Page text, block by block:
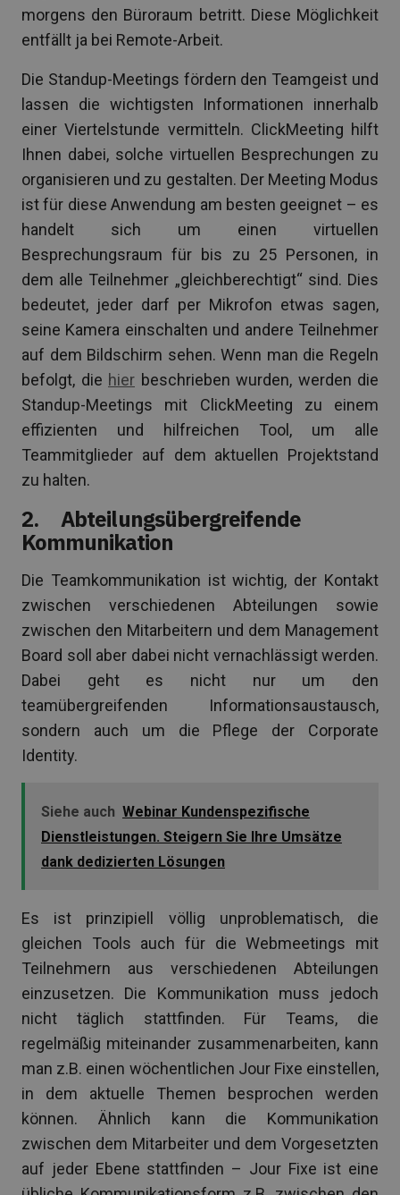
morgens den Büroraum betritt. Diese Möglichkeit
entfällt ja bei Remote-Arbeit.
Die Standup-Meetings fördern den Teamgeist und
lassen die wichtigsten Informationen innerhalb
einer Viertelstunde vermitteln. ClickMeeting hilft
Ihnen dabei, solche virtuellen Besprechungen zu
organisieren und zu gestalten. Der Meeting Modus
ist für diese Anwendung am besten geeignet – es
handelt sich um einen virtuellen
Besprechungsraum für bis zu 25 Personen, in
dem alle Teilnehmer „gleichberechtigt“ sind. Dies
bedeutet, jeder darf per Mikrofon etwas sagen,
seine Kamera einschalten und andere Teilnehmer
auf dem Bildschirm sehen. Wenn man die Regeln
befolgt, die hier beschrieben wurden, werden die
Standup-Meetings mit ClickMeeting zu einem
effizienten und hilfreichen Tool, um alle
Teammitglieder auf dem aktuellen Projektstand
zu halten.
2. Abteilungsübergreifende
Kommunikation
Die Teamkommunikation ist wichtig, der Kontakt
zwischen verschiedenen Abteilungen sowie
zwischen den Mitarbeitern und dem Management
Board soll aber dabei nicht vernachlässigt werden.
Dabei geht es nicht nur um den
teamübergreifenden Informationsaustausch,
sondern auch um die Pflege der Corporate
Identity.
Siehe auch Webinar Kundenspezifische
Dienstleistungen. Steigern Sie Ihre Umsätze
dank dedizierten Lösungen
Es ist prinzipiell völlig unproblematisch, die
gleichen Tools auch für die Webmeetings mit
Teilnehmern aus verschiedenen Abteilungen
einzusetzen. Die Kommunikation muss jedoch
nicht täglich stattfinden. Für Teams, die
regelmäßig miteinander zusammenarbeiten, kann
man z.B. einen wöchentlichen Jour Fixe einstellen,
in dem aktuelle Themen besprochen werden
können. Ähnlich kann die Kommunikation
zwischen dem Mitarbeiter und dem Vorgesetzten
auf jeder Ebene stattfinden – Jour Fixe ist eine